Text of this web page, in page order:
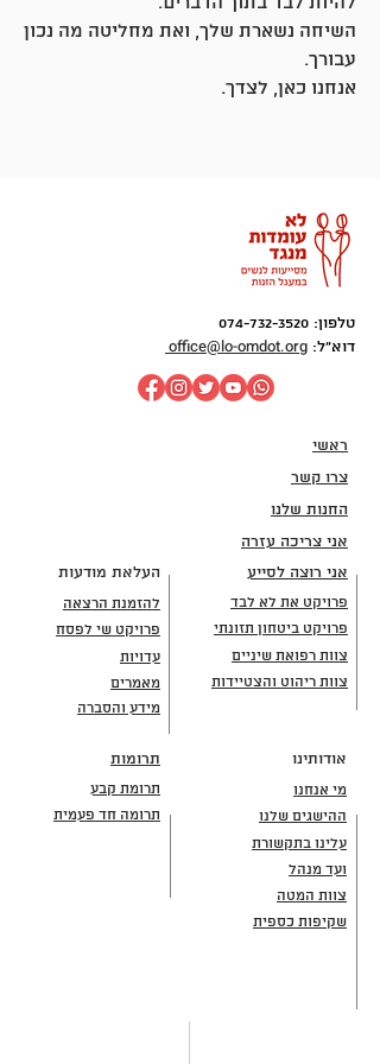
השיחה נשארת שלך, ואת מחליטה מה נכון
עבורך.
אנחנו כאן, לצדך.
טלפון: 074-732-3520
דוא"ל: office@lo-omdot.org
ראשי
צרו קשר
החנות שלנו
אני צריכה עזרה
העלאת מודעות
להזמנת הרצאה
פרויקט שי לפסח
עדויות
מאמרים
מידע והסברה
אני רוצה לסייע
פרויקט את לא לבד
פרויקט ביטחון תזונתי
צוות רפואת שיניים
צוות ריהוט והצטיידות
תרומות
תרומת קבע
תרומה חד פעמית
אודותינו
מי אנחנו
ההישגים שלנו
עלינו בתקשורת
ועד מנהל
צוות המטה
שקיפות כספית